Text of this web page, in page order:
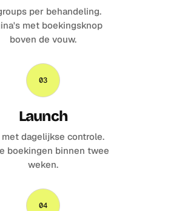
per behandeling.
met boekingsknop
boven de vouw.
03
Launch
met dagelijkse controle.
boekingen binnen twee
weken.
04